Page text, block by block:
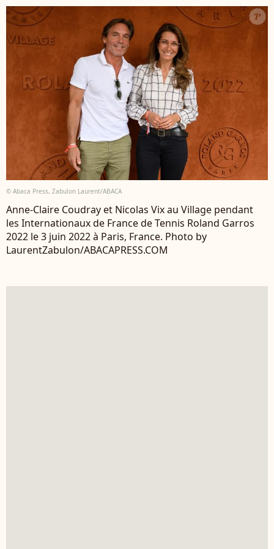
© Abaca Press, Zabulon Laurent/ABACA
Anne-Claire Coudray et Nicolas Vix au Village pendant
les Internationaux de France de Tennis Roland Garros
2022 le 3 juin 2022 à Paris, France. Photo by
LaurentZabulon/ABACAPRESS.COM